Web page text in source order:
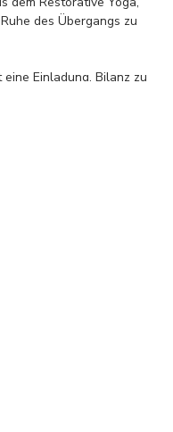
des Übergangs zu
Einladung, Bilanz zu